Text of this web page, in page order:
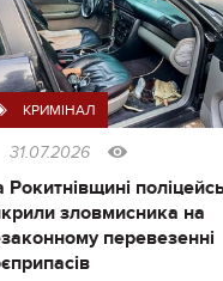
КРИМІНАЛ
31.07.2026
Рокитнівщині
зловмисника на
перевезенні